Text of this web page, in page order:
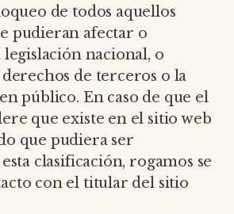
de todos aquellos
pudieran afectar o
nacional, o
de terceros o la
público. En caso de que el
que existe en el sitio web
que pudiera ser
clasificación, rogamos se
con el titular del sitio